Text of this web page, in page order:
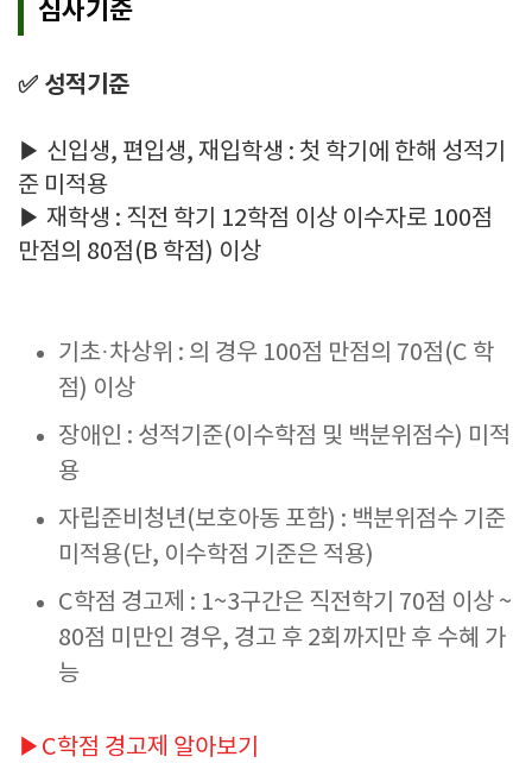
심사기준
✅ 성적기준
▶ 신입생, 편입생, 재입학생 : 첫 학기에 한해 성적기
준 미적용
▶ 재학생 : 직전 학기 12학점 이상 이수자로 100점
만점의 80점(B 학점) 이상
기초·차상위 : 의 경우 100점 만점의 70점(C 학
점) 이상
장애인 : 성적기준(이수학점 및 백분위점수) 미적
용
자립준비청년(보호아동 포함) : 백분위점수 기준
미적용(단, 이수학점 기준은 적용)
C학점 경고제 : 1~3구간은 직전학기 70점 이상 ~
80점 미만인 경우, 경고 후 2회까지만 후 수혜 가
능
▶C학점 경고제 알아보기